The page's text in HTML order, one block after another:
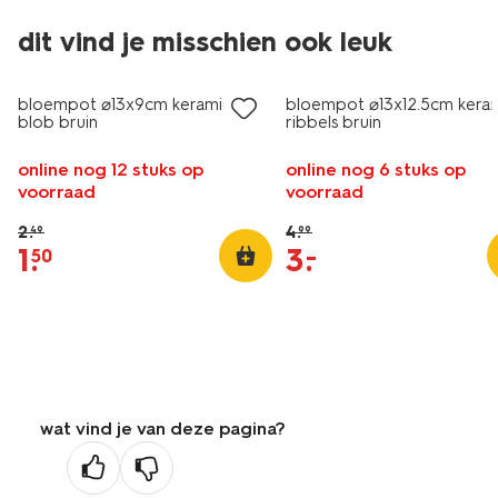
dit vind je misschien ook leuk
korting
bloempot ⌀13x9cm keramiek
blob bruin
online nog 12 stuks op
voorraad
2.49
1.
50
sale
bloempot ⌀13x12.5cm
ribbels bruin
online nog 6 stuks op
voorraad
4.99
3.
–
wat vind je van deze pagina?